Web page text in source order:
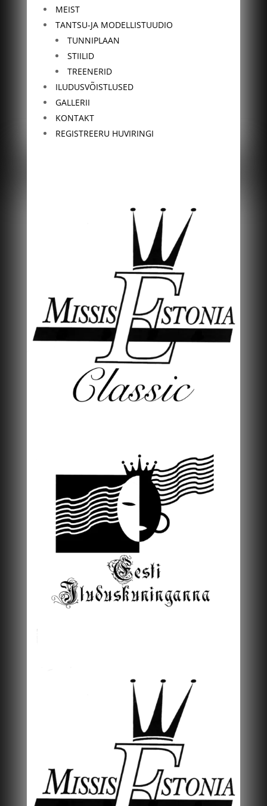
MEIST
TANTSU-JA MODELLISTUUDIO
TUNNIPLAAN
STIILID
TREENERID
ILUDUSVÕISTLUSED
GALLERII
KONTAKT
REGISTREERU HUVIRINGI